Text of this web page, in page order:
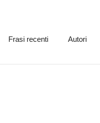
Frasi recenti Autori